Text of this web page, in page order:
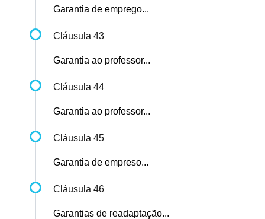
Garantia de emprego...
Cláusula 43
Garantia ao professor...
Cláusula 44
Garantia ao professor...
Cláusula 45
Garantia de empreso...
Cláusula 46
Garantias de readaptação...